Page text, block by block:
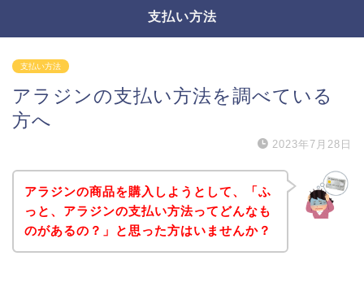
支払い方法
支払い方法
アラジンの支払い方法を調べている
方へ
2023年7月28日
アラジンの商品を購入しようとして、「ふ
っと、アラジンの支払い方法ってどんなも
のがあるの？」と思った方はいませんか？